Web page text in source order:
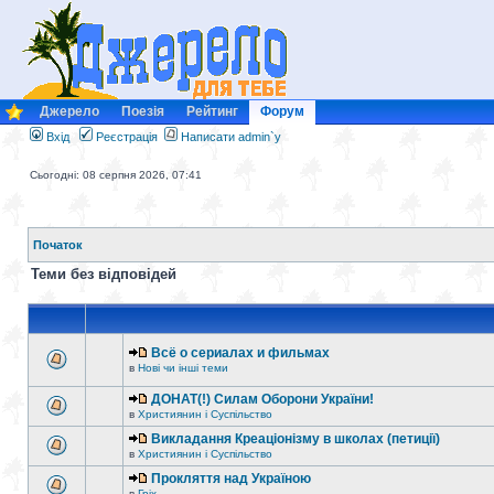
Джерело Поезія Рейтинг Форум
Вхід Реєстрація Написати admin`у
Сьогодні: 08 серпня 2026, 07:41
Початок
Теми без відповідей
Всё о сериалах и фильмах
в Нові чи інші теми
ДОНАТ(!) Силам Оборони України!
в Християнин і Суспільство
Викладання Креаціонізму в школах (петиції)
в Християнин і Суспільство
Прокляття над Україною